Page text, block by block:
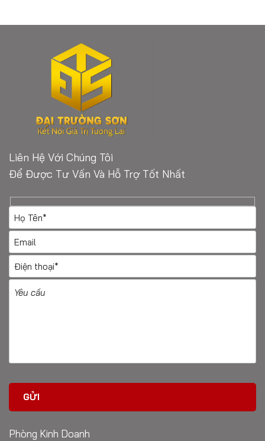
Liên Hệ Với Chúng Tôi
Để Được Tư Vấn Và Hỗ Trợ Tốt Nhất
Phòng Kinh Doanh